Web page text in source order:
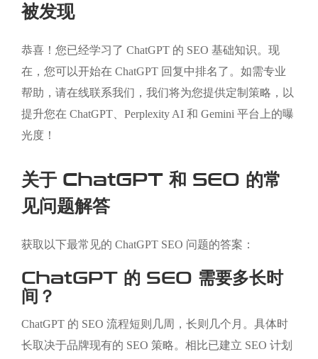
被发现
恭喜！您已经学习了 ChatGPT 的 SEO 基础知识。现
在，您可以开始在 ChatGPT 回复中排名了。如需专业
帮助，请在线联系我们，我们将为您提供定制策略，以
提升您在 ChatGPT、Perplexity AI 和 Gemini 平台上的曝
光度！
关于 ChatGPT 和 SEO 的常
见问题解答
获取以下最常见的 ChatGPT SEO 问题的答案：
ChatGPT 的 SEO 需要多长时
间？
ChatGPT 的 SEO 流程短则几周，长则几个月。具体时
长取决于品牌现有的 SEO 策略。相比已建立 SEO 计划